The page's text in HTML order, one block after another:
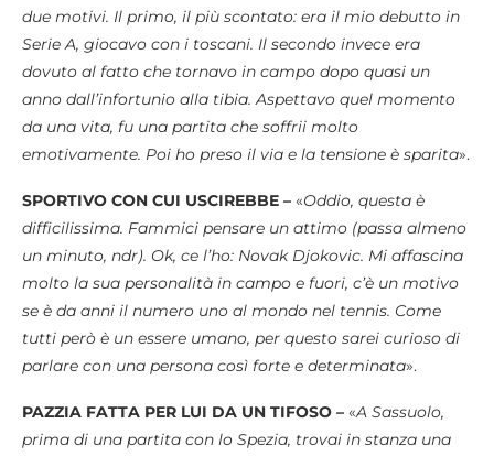
due motivi. Il primo, il più scontato: era il mio debutto in
Serie A, giocavo con i toscani. Il secondo invece era
dovuto al fatto che tornavo in campo dopo quasi un
anno dall’infortunio alla tibia. Aspettavo quel momento
da una vita, fu una partita che soffrii molto
emotivamente. Poi ho preso il via e la tensione è sparita».
SPORTIVO CON CUI USCIREBBE – «Oddio, questa è
difficilissima. Fammici pensare un attimo (passa almeno
un minuto, ndr). Ok, ce l’ho: Novak Djokovic. Mi affascina
molto la sua personalità in campo e fuori, c’è un motivo
se è da anni il numero uno al mondo nel tennis. Come
tutti però è un essere umano, per questo sarei curioso di
parlare con una persona così forte e determinata».
PAZZIA FATTA PER LUI DA UN TIFOSO – «A Sassuolo,
prima di una partita con lo Spezia, trovai in stanza una